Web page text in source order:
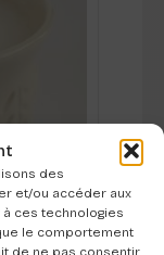
des
et/ou accéder aux
ces technologies
le comportement
de ne pas consentir